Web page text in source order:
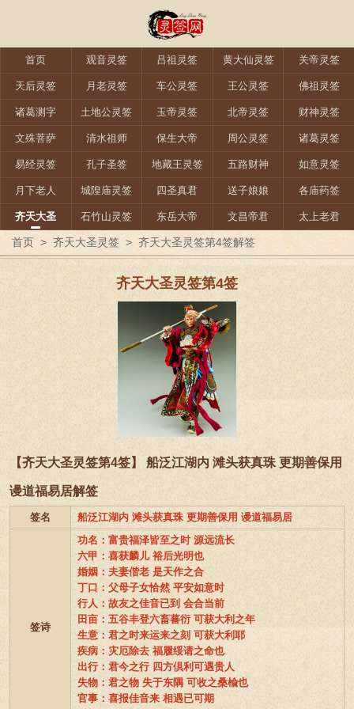
首页 观音灵签 吕祖灵签 黄大仙灵签 关帝灵签
天后灵签 月老灵签 车公灵签 王公灵签 佛祖灵签
诸葛测字 土地公灵签 玉帝灵签 北帝灵签 财神灵签
文殊菩萨 清水祖师 保生大帝 周公灵签 诸葛灵签
易经灵签 孔子圣签 地藏王灵签 五路财神 如意灵签
月下老人 城隍庙灵签 四圣真君 送子娘娘 各庙药签
齐天大圣 石竹山灵签 东岳大帝 文昌帝君 太上老君
首页 > 齐天大圣灵签 > 齐天大圣灵签第4签解签
齐天大圣灵签第4签
【齐天大圣灵签第4签】 船泛江湖内 滩头获真珠 更期善保用
谩道福易居解签
签名 船泛江湖内 滩头获真珠 更期善保用 谩道福易居
签诗
功名：富贵福泽皆至之时 源远流长
六甲：喜获麟儿 裕后光明也
婚姻：夫妻偕老 是天作之合
丁口：父母子女恰然 平安如意时
行人：故友之佳音已到 会合当前
田亩：五谷丰登六畜蕃衍 可获大利之年
生意：君之时来运来之刻 可获大利耶
疾病：灾厄除去 福履绥请之命也
出行：君今之行 四方倶利可遇贵人
失物：君之物 失于东隅 可收之桑楡也
官事：喜报佳音来 相遇已可期